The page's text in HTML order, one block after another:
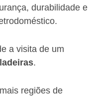
durabilidade e
a visita de um
.
regiões de